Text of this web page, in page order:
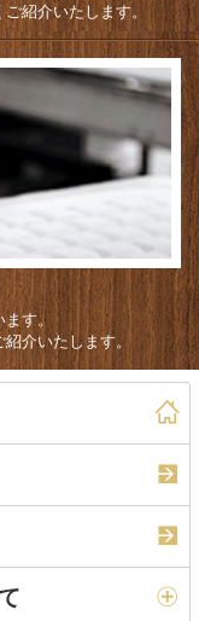
紹介いたします。
す。
介いたします。